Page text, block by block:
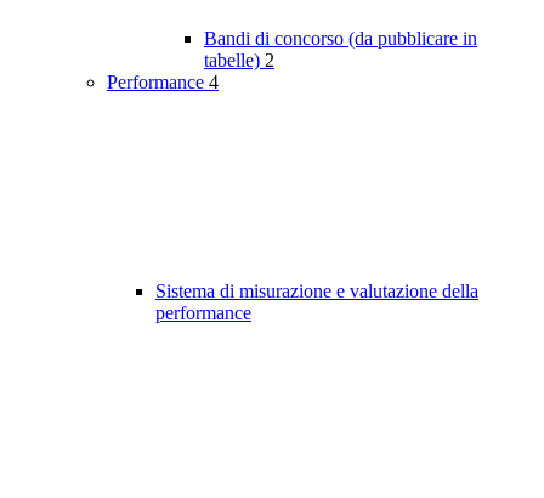
Bandi di concorso (da pubblicare in
tabelle) 2
Performance 4
Sistema di misurazione e valutazione della
performance